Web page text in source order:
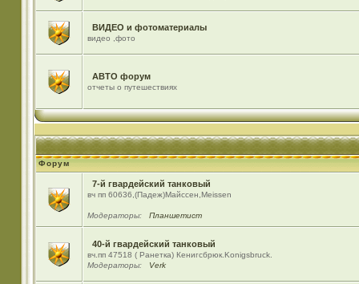
ВИДЕО и фотоматериалы
видео ,фото
АВТО форум
отчеты о путешествиях
Форум
7-й гвардейский танковый
вч пп 60636,(Падеж)Майсcен,Meissen
Модераторы: Планшетист
40-й гвардейский танковый
вч.пп 47518 ( Ранетка) Кенигсбрюк.Konigsbruck.
Модераторы:
Verk